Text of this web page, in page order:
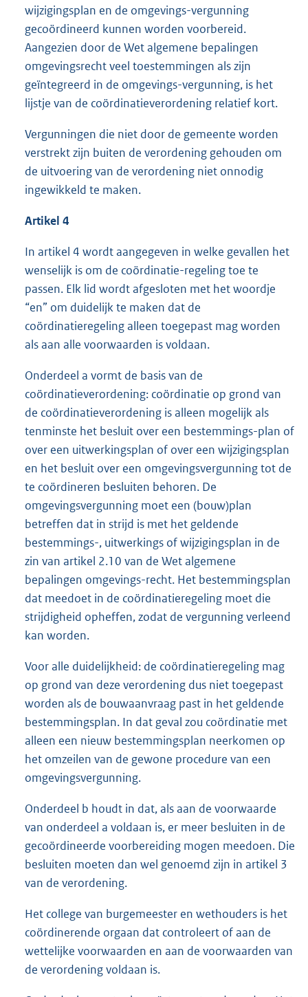
wijzigingsplan en de omgevings-vergunning
gecoördineerd kunnen worden voorbereid.
Aangezien door de Wet algemene bepalingen
omgevingsrecht veel toestemmingen als zijn
geïntegreerd in de omgevings-vergunning, is het
lijstje van de coördinatieverordening relatief kort.
Vergunningen die niet door de gemeente worden
verstrekt zijn buiten de verordening gehouden om
de uitvoering van de verordening niet onnodig
ingewikkeld te maken.
Artikel 4
In artikel 4 wordt aangegeven in welke gevallen het
wenselijk is om de coördinatie-regeling toe te
passen. Elk lid wordt afgesloten met het woordje
“en” om duidelijk te maken dat de
coördinatieregeling alleen toegepast mag worden
als aan alle voorwaarden is voldaan.
Onderdeel a vormt de basis van de
coördinatieverordening: coördinatie op grond van
de coördinatieverordening is alleen mogelijk als
tenminste het besluit over een bestemmings-plan of
over een uitwerkingsplan of over een wijzigingsplan
en het besluit over een omgevingsvergunning tot de
te coördineren besluiten behoren. De
omgevingsvergunning moet een (bouw)plan
betreffen dat in strijd is met het geldende
bestemmings-, uitwerkings of wijzigingsplan in de
zin van artikel 2.10 van de Wet algemene
bepalingen omgevings-recht. Het bestemmingsplan
dat meedoet in de coördinatieregeling moet die
strijdigheid opheffen, zodat de vergunning verleend
kan worden.
Voor alle duidelijkheid: de coördinatieregeling mag
op grond van deze verordening dus niet toegepast
worden als de bouwaanvraag past in het geldende
bestemmingsplan. In dat geval zou coördinatie met
alleen een nieuw bestemmingsplan neerkomen op
het omzeilen van de gewone procedure van een
omgevingsvergunning.
Onderdeel b houdt in dat, als aan de voorwaarde
van onderdeel a voldaan is, er meer besluiten in de
gecoördineerde voorbereiding mogen meedoen. Die
besluiten moeten dan wel genoemd zijn in artikel 3
van de verordening.
Het college van burgemeester en wethouders is het
coördinerende orgaan dat controleert of aan de
wettelijke voorwaarden en aan de voorwaarden van
de verordening voldaan is.